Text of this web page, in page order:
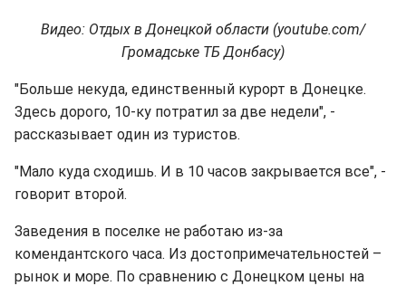
Видео: Отдых в Донецкой области (youtube.com/
Громадське ТБ Донбасу)
"Больше некуда, единственный курорт в Донецке.
Здесь дорого, 10-ку потратил за две недели", -
рассказывает один из туристов.
"Мало куда сходишь. И в 10 часов закрывается все", -
говорит второй.
Заведения в поселке не работаю из-за
комендантского часа. Из достопримечательностей –
рынок и море. По сравнению с Донецком цены на